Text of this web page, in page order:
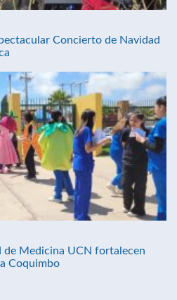
Concierto de Navidad
de Medicina UCN fortalecen
Coquimbo